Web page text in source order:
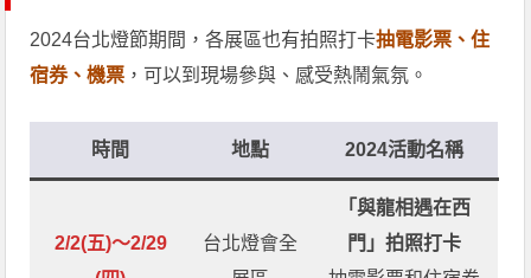
2024台北燈節期間，各展區也有拍照打卡抽電影票、住
宿券、機票 ，可以到現場參與、感受熱鬧氣氛。
時間 地點 2024活動名稱
2/2(五)～2/29
台北燈會全
「與龍相遇在西
門」拍照打卡